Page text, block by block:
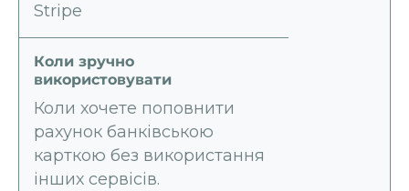
Stripe
Коли хочете поповнити
рахунок банківською
карткою без використання
інших сервісів.